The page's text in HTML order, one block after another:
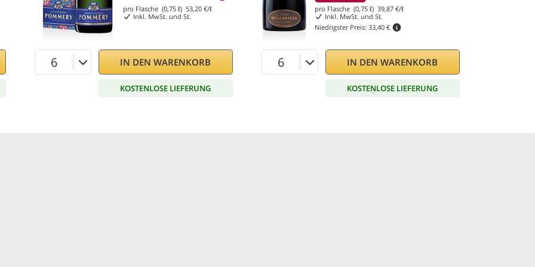
pro Flasche (0,75 ℓ)53,20 €/ℓ
Inkl. MwSt. und St.
IN DEN WARENKORB
KOSTENLOSE LIEFERUNG
pro Flasche (0,75 ℓ) 39,87 €/ℓ
Inkl. MwSt. und St.
Niedrigster Preis: 33,40 €
IN DEN WARENKORB
KOSTENLOSE LIEFERUNG